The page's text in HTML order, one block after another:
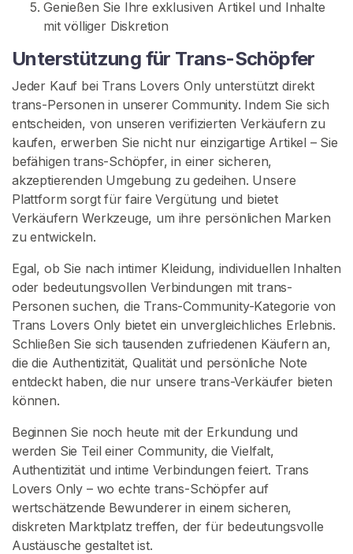
Genießen Sie Ihre exklusiven Artikel und Inhalte
mit völliger Diskretion
Unterstützung für Trans-Schöpfer
Jeder Kauf bei Trans Lovers Only unterstützt direkt
trans-Personen in unserer Community. Indem Sie sich
entscheiden, von unseren verifizierten Verkäufern zu
kaufen, erwerben Sie nicht nur einzigartige Artikel – Sie
befähigen trans-Schöpfer, in einer sicheren,
akzeptierenden Umgebung zu gedeihen. Unsere
Plattform sorgt für faire Vergütung und bietet
Verkäufern Werkzeuge, um ihre persönlichen Marken
zu entwickeln.
Egal, ob Sie nach intimer Kleidung, individuellen Inhalten
oder bedeutungsvollen Verbindungen mit trans-
Personen suchen, die Trans-Community-Kategorie von
Trans Lovers Only bietet ein unvergleichliches Erlebnis.
Schließen Sie sich tausenden zufriedenen Käufern an,
die die Authentizität, Qualität und persönliche Note
entdeckt haben, die nur unsere trans-Verkäufer bieten
können.
Beginnen Sie noch heute mit der Erkundung und
werden Sie Teil einer Community, die Vielfalt,
Authentizität und intime Verbindungen feiert. Trans
Lovers Only – wo echte trans-Schöpfer auf
wertschätzende Bewunderer in einem sicheren,
diskreten Marktplatz treffen, der für bedeutungsvolle
Austäusche gestaltet ist.
n
U
C
E
K
n
t
a
k
t
/
S
u
p
o
r